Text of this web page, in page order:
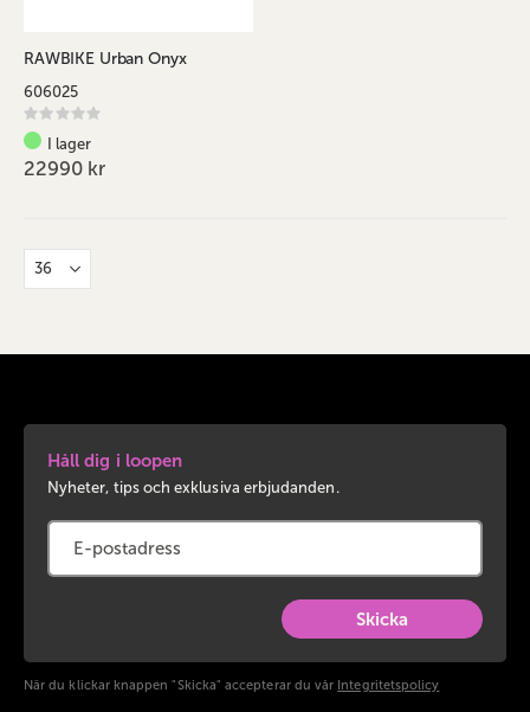
RAWBIKE Urban Onyx
606025
Rating:
0%
I lager
22990 kr
Håll dig i loopen
Nyheter, tips och exklusiva erbjudanden.
Skicka
När du klickar knappen "Skicka" accepterar du vår Integritetspolicy